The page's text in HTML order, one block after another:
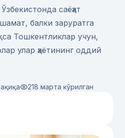
саёҳат
балки заруратга
Тошкентликлар учун,
улар ҳаётининг оддий
218 марта кўрилган